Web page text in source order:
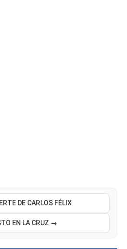
DE CARLOS FÉLIX
EN LA CRUZ →